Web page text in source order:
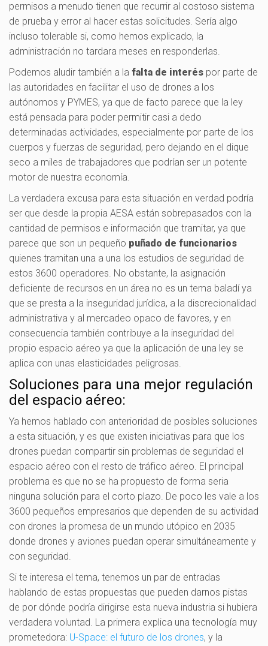
permisos a menudo tienen que recurrir al costoso sistema
de prueba y error al hacer estas solicitudes. Sería algo
incluso tolerable si, como hemos explicado, la
administración no tardara meses en responderlas.
Podemos aludir también a la falta de interés por parte de
las autoridades en facilitar el uso de drones a los
autónomos y PYMES, ya que de facto parece que la ley
está pensada para poder permitir casi a dedo
determinadas actividades, especialmente por parte de los
cuerpos y fuerzas de seguridad, pero dejando en el dique
seco a miles de trabajadores que podrían ser un potente
motor de nuestra economía.
La verdadera excusa para esta situación en verdad podría
ser que desde la propia AESA están sobrepasados con la
cantidad de permisos e información que tramitar, ya que
parece que son un pequeño puñado de funcionarios
quienes tramitan una a una los estudios de seguridad de
estos 3600 operadores. No obstante, la asignación
deficiente de recursos en un área no es un tema baladí ya
que se presta a la inseguridad jurídica, a la discrecionalidad
administrativa y al mercadeo opaco de favores, y en
consecuencia también contribuye a la inseguridad del
propio espacio aéreo ya que la aplicación de una ley se
aplica con unas elasticidades peligrosas.
Soluciones para una mejor regulación
del espacio aéreo:
Ya hemos hablado con anterioridad de posibles soluciones
a esta situación, y es que existen iniciativas para que los
drones puedan compartir sin problemas de seguridad el
espacio aéreo con el resto de tráfico aéreo. El principal
problema es que no se ha propuesto de forma seria
ninguna solución para el corto plazo. De poco les vale a los
3600 pequeños empresarios que dependen de su actividad
con drones la promesa de un mundo utópico en 2035
donde drones y aviones puedan operar simultáneamente y
con seguridad.
Si te interesa el tema, tenemos un par de entradas
hablando de estas propuestas que pueden darnos pistas
de por dónde podría dirigirse esta nueva industria si hubiera
verdadera voluntad. La primera explica una tecnología muy
prometedora: U-Space: el futuro de los drones, y la